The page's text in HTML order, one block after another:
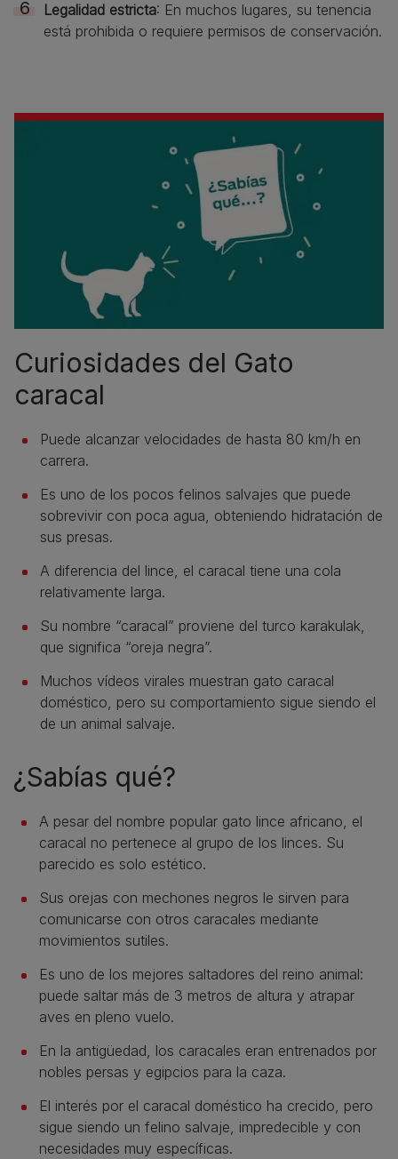
Legalidad estricta: En muchos lugares, su tenencia
está prohibida o requiere permisos de conservación.
Curiosidades del Gato
caracal
Puede alcanzar velocidades de hasta 80 km/h en
carrera.
Es uno de los pocos felinos salvajes que puede
sobrevivir con poca agua, obteniendo hidratación de
sus presas.
A diferencia del lince, el caracal tiene una cola
relativamente larga.
Su nombre “caracal” proviene del turco karakulak,
que significa “oreja negra”.
Muchos vídeos virales muestran gato caracal
doméstico, pero su comportamiento sigue siendo el
de un animal salvaje.
¿Sabías qué?
A pesar del nombre popular gato lince africano, el
caracal no pertenece al grupo de los linces. Su
parecido es solo estético.
Sus orejas con mechones negros le sirven para
comunicarse con otros caracales mediante
movimientos sutiles.
Es uno de los mejores saltadores del reino animal:
puede saltar más de 3 metros de altura y atrapar
aves en pleno vuelo.
En la antigüedad, los caracales eran entrenados por
nobles persas y egipcios para la caza.
El interés por el caracal doméstico ha crecido, pero
sigue siendo un felino salvaje, impredecible y con
necesidades muy específicas.